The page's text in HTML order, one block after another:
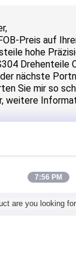
01-28
Lieferung von
deutsche
01-28
zu CIIE:7:56 PM
are you looking